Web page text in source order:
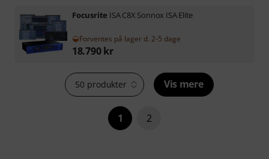
Focusrite ISA C8X Sonnox ISA Elite
Forventes på lager d. 2-5 dage
18.790 kr
50 produkter Vis mere
1 2